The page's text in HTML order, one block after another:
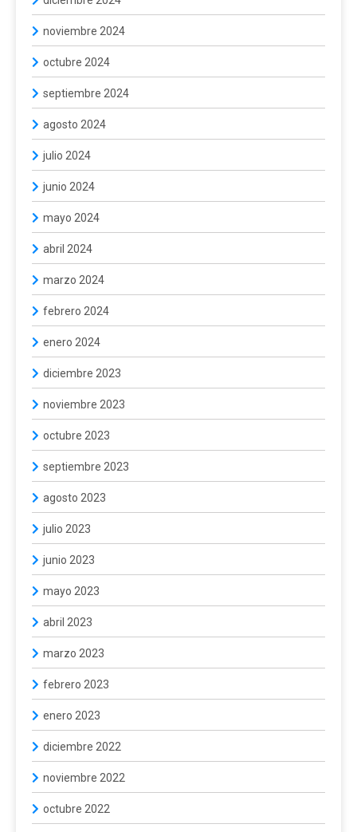
noviembre 2024
octubre 2024
septiembre 2024
agosto 2024
julio 2024
junio 2024
mayo 2024
abril 2024
marzo 2024
febrero 2024
enero 2024
diciembre 2023
noviembre 2023
octubre 2023
septiembre 2023
agosto 2023
julio 2023
junio 2023
mayo 2023
abril 2023
marzo 2023
febrero 2023
enero 2023
diciembre 2022
noviembre 2022
octubre 2022